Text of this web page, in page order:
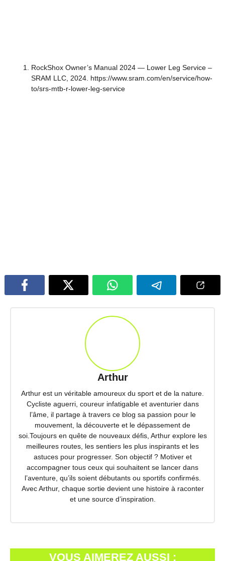
RockShox Owner’s Manual 2024 — Lower Leg Service –
SRAM LLC, 2024. https://www.sram.com/en/service/how-
to/srs-mtb-r-lower-leg-service
Arthur
Arthur est un véritable amoureux du sport et de la nature.
Cycliste aguerri, coureur infatigable et aventurier dans
l’âme, il partage à travers ce blog sa passion pour le
mouvement, la découverte et le dépassement de
soi.Toujours en quête de nouveaux défis, Arthur explore les
meilleures routes, les sentiers les plus inspirants et les
astuces pour progresser. Son objectif ? Motiver et
accompagner tous ceux qui souhaitent se lancer dans
l’aventure, qu’ils soient débutants ou sportifs confirmés.
Avec Arthur, chaque sortie devient une histoire à raconter
et une source d’inspiration.
VOUS AIMEREZ AUSSI :